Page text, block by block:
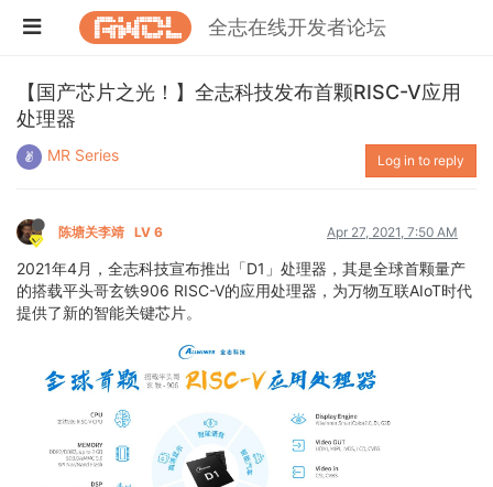
全志在线开发者论坛
【国产芯片之光！】全志科技发布首颗RISC-V应用
处理器
MR Series Log in to reply
陈塘关李靖 LV 6 Apr 27, 2021, 7:50 AM
2021年4月，全志科技宣布推出「D1」处理器，其是全球首颗量产
的搭载平头哥玄铁906 RISC-V的应用处理器，为万物互联AIoT时代
提供了新的智能关键芯片。